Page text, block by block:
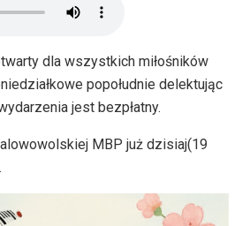
dla wszystkich miłośników
popołudnie delektując
jest bezpłatny.
MBP już dzisiaj(19